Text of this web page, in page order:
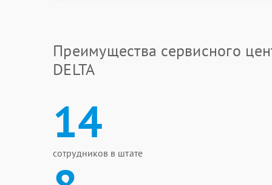
Преимущества сервисного
DELTA
14
сотрудников в штате